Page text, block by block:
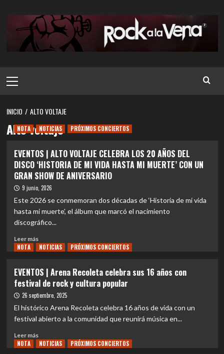
contenido
principal
INICIO ALTO VOLTAJE
Alto voltaje
NOTA NOTICIAS PRÓXIMOS CONCIERTOS
EVENTOS | ALTO VOLTAJE CELEBRA LOS 20 AÑOS DEL
DISCO ‘HISTORIA DE MI VIDA HASTA MI MUERTE’ CON UN
GRAN SHOW DE ANIVERSARIO
9 junio, 2026
Este 2026 se conmemoran dos décadas de ‘Historia de mi vida
hasta mi muerte’, el álbum que marcó el nacimiento
discográfico...
Leer másLeer
más
|
ALTO
VOLTAJE
CELEBRA
20
AÑOS
DEL
NOTA NOTICIAS PRÓXIMOS CONCIERTOS
EVENTOS | Arena Recoleta celebra sus 16 años con
festival de rock y cultura popular
26 septiembre, 2025
El histórico Arena Recoleta celebra 16 años de vida con un
festival abierto a la comunidad que reunirá música en...
Leer másLeer
más
NOTA NOTICIAS PRÓXIMOS CONCIERTOS